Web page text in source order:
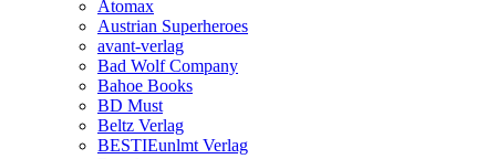
Atomax
Austrian Superheroes
avant-verlag
Bad Wolf Company
Bahoe Books
BD Must
Beltz Verlag
BESTIEunlmt Verlag